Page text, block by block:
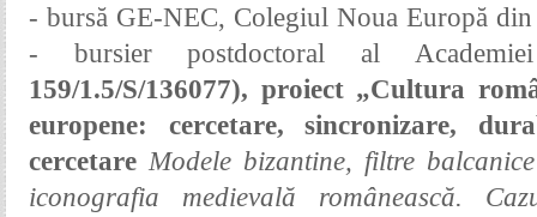
- bursă GE-NEC, Colegiul Noua Europă
- bursier postdoctoral al
159/1.5/S/136077), proiect „Cultura
europene: cercetare, sincronizare,
cercetare Modele bizantine, filtre
iconografia medievală românească.